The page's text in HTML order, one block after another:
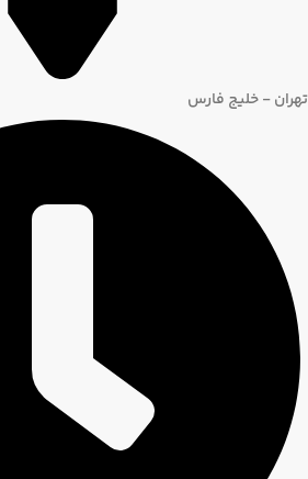
تهران - خلیج فارس